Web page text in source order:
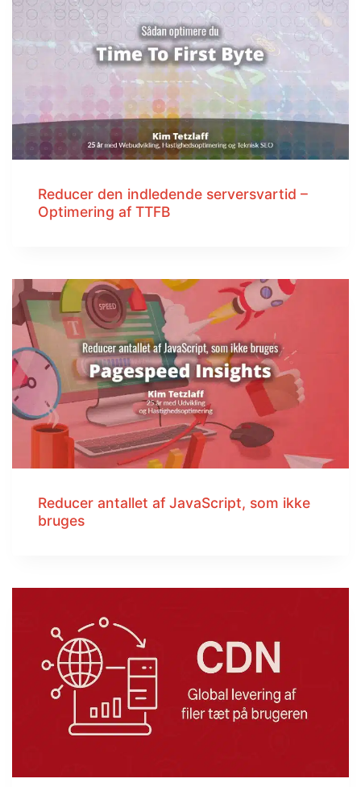
Reducer den indledende serversvartid –
Optimering af TTFB
Reducer antallet af JavaScript, som ikke
bruges